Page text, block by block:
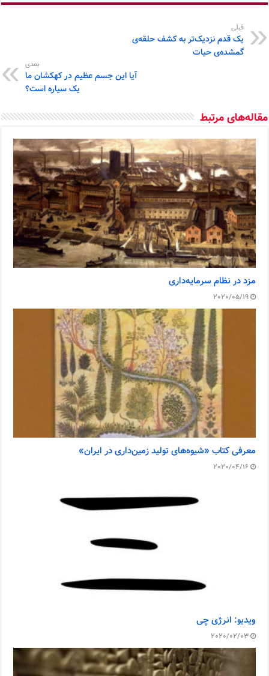
قبلی
یک قدم نزدیک‌تر به کشف حلقه‌ی
گمشده‌ی حیات
بعدی
آیا این جسم عظیم در کهکشان ما
یک سیاره است؟
مقاله‌های مرتبط
مزد در نظام سرمایه‌داری
2020/05/19
معرفی کتاب «شیوه‌های تولید زمین‌داری در ایران»
2020/04/16
ویدیو: انرژی چی
2020/02/03